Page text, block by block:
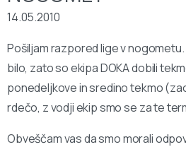
14.05.2010
Pošiljam razpored lige v nogometu.
bilo, zato so ekipa DOKA dobili
ponedeljkove in sredino tekmo
rdečo, z vodji ekip smo se za te
Obveščam vas da smo morali